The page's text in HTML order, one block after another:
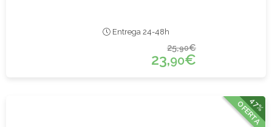
Entrega 24-48h
25,90€
23,90€
47%
OFERTA